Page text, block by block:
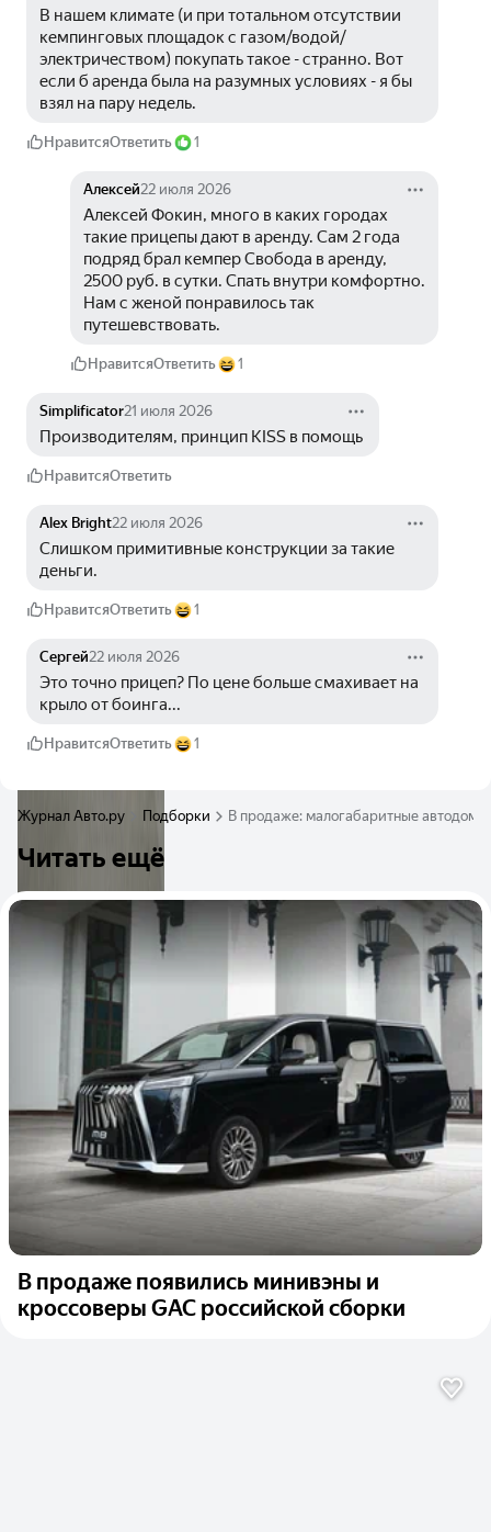
В нашем климате (и при тотальном отсутствии
кемпинговых площадок с газом/водой/
электричеством) покупать такое - странно. Вот
если б аренда была на разумных условиях - я бы
взял на пару недель.
НравитсяОтветить 1
Алексей22 июля 2026
Алексей Фокин, много в каких городах
такие прицепы дают в аренду. Сам 2 года
подряд брал кемпер Свобода в аренду,
2500 руб. в сутки. Спать внутри комфортно.
Нам с женой понравилось так
путешевствовать.
НравитсяОтветить 1
Simplificator21 июля 2026
Производителям, принцип KISS в помощь
НравитсяОтветить
Alex Bright22 июля 2026
Слишком примитивные конструкции за такие
деньги.
НравитсяОтветить 1
Сергей22 июля 2026
Это точно прицеп? По цене больше смахивает на
крыло от боинга...
НравитсяОтветить 1
Журнал Авто.ру Подборки В продаже: малогабаритные
Читать ещё
В продаже появились минивэны и
кроссоверы GAC российской сборки